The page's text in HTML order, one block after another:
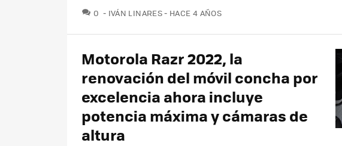
0 COMENTARIOS
IVÁN LINARES HACE 4 AÑOS
Motorola Razr 2022, la
renovación del móvil concha por
excelencia ahora incluye
potencia máxima y cámaras de
altura